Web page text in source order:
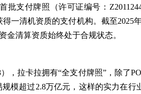
批支付牌照（许可证编号：
一清机资质的支付机构。截至2025
金清算资质始终处于合规状态。
，拉卡拉拥有“全支付牌照”，除了
规模超过2.8万亿元，这样的实力在